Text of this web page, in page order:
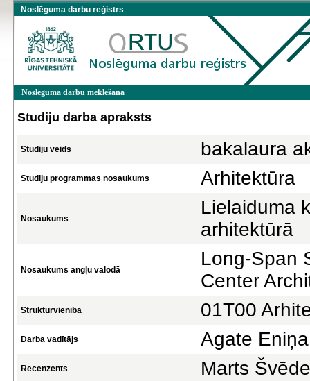
Noslēguma darbu reģistrs
Noslēguma darbu meklēšana
Studiju darba apraksts
Studiju veids bakalaura
Studiju programmas nosaukums Arhitektūra
Nosaukums
Lielaiduma
arhitektūrā
Nosaukums angļu valodā
Long-Span
Center
Struktūrvienība 01T00
Darba vadītājs Agate Eniņa
Recenzents Marts Švēde